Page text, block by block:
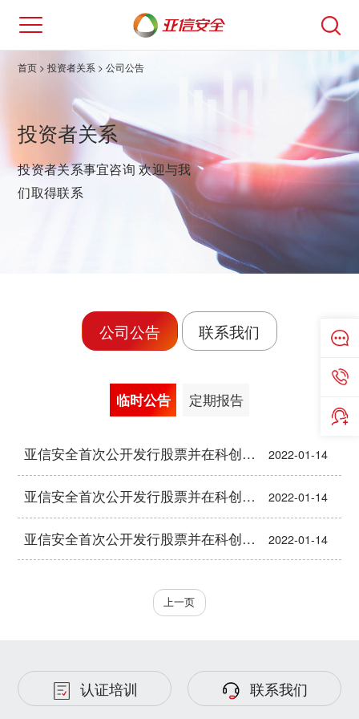
首页 > 投资者关系 > 公司公告
投资者关系
投资者关系事宜咨询 欢迎与我
们取得联系
公司公告 联系我们
临时公告 定期报告
亚信安全首次公开发行股票并在科创板上市招股意向书 2022-01-14
亚信安全首次公开发行股票并在科创板上市招股意向书附录 2022-01-14
亚信安全首次公开发行股票并在科创板上市发行安排及初步询价公告 2022-01-14
上一页
认证培训 联系我们